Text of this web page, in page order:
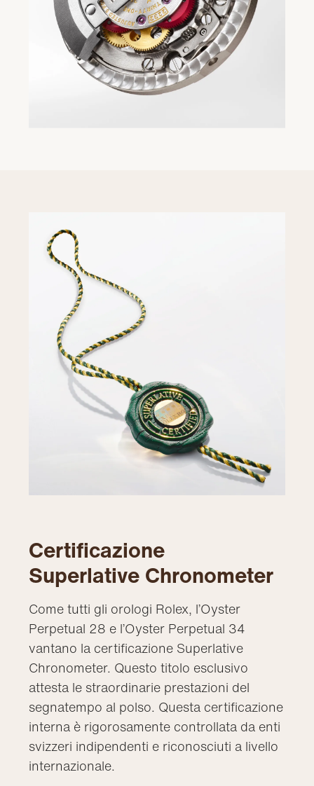
Certificazione
Superlative Chronometer
Come tutti gli orologi Rolex, l’Oyster
Perpetual 28 e l’Oyster Perpetual 34
vantano la certificazione Superlative
Chronometer. Questo titolo esclusivo
attesta le straordinarie prestazioni del
segnatempo al polso. Questa certificazione
interna è rigorosamente controllata da enti
svizzeri indipendenti e riconosciuti a livello
internazionale.